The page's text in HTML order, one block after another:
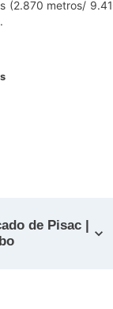
(2.870 metros/
de Pisac |